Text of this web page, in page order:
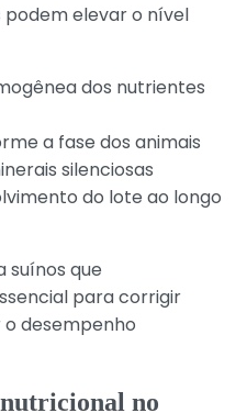
elevar o nível
dos nutrientes
a fase dos animais
silenciosas
do lote ao longo
suínos que
para corrigir
desempenho
no